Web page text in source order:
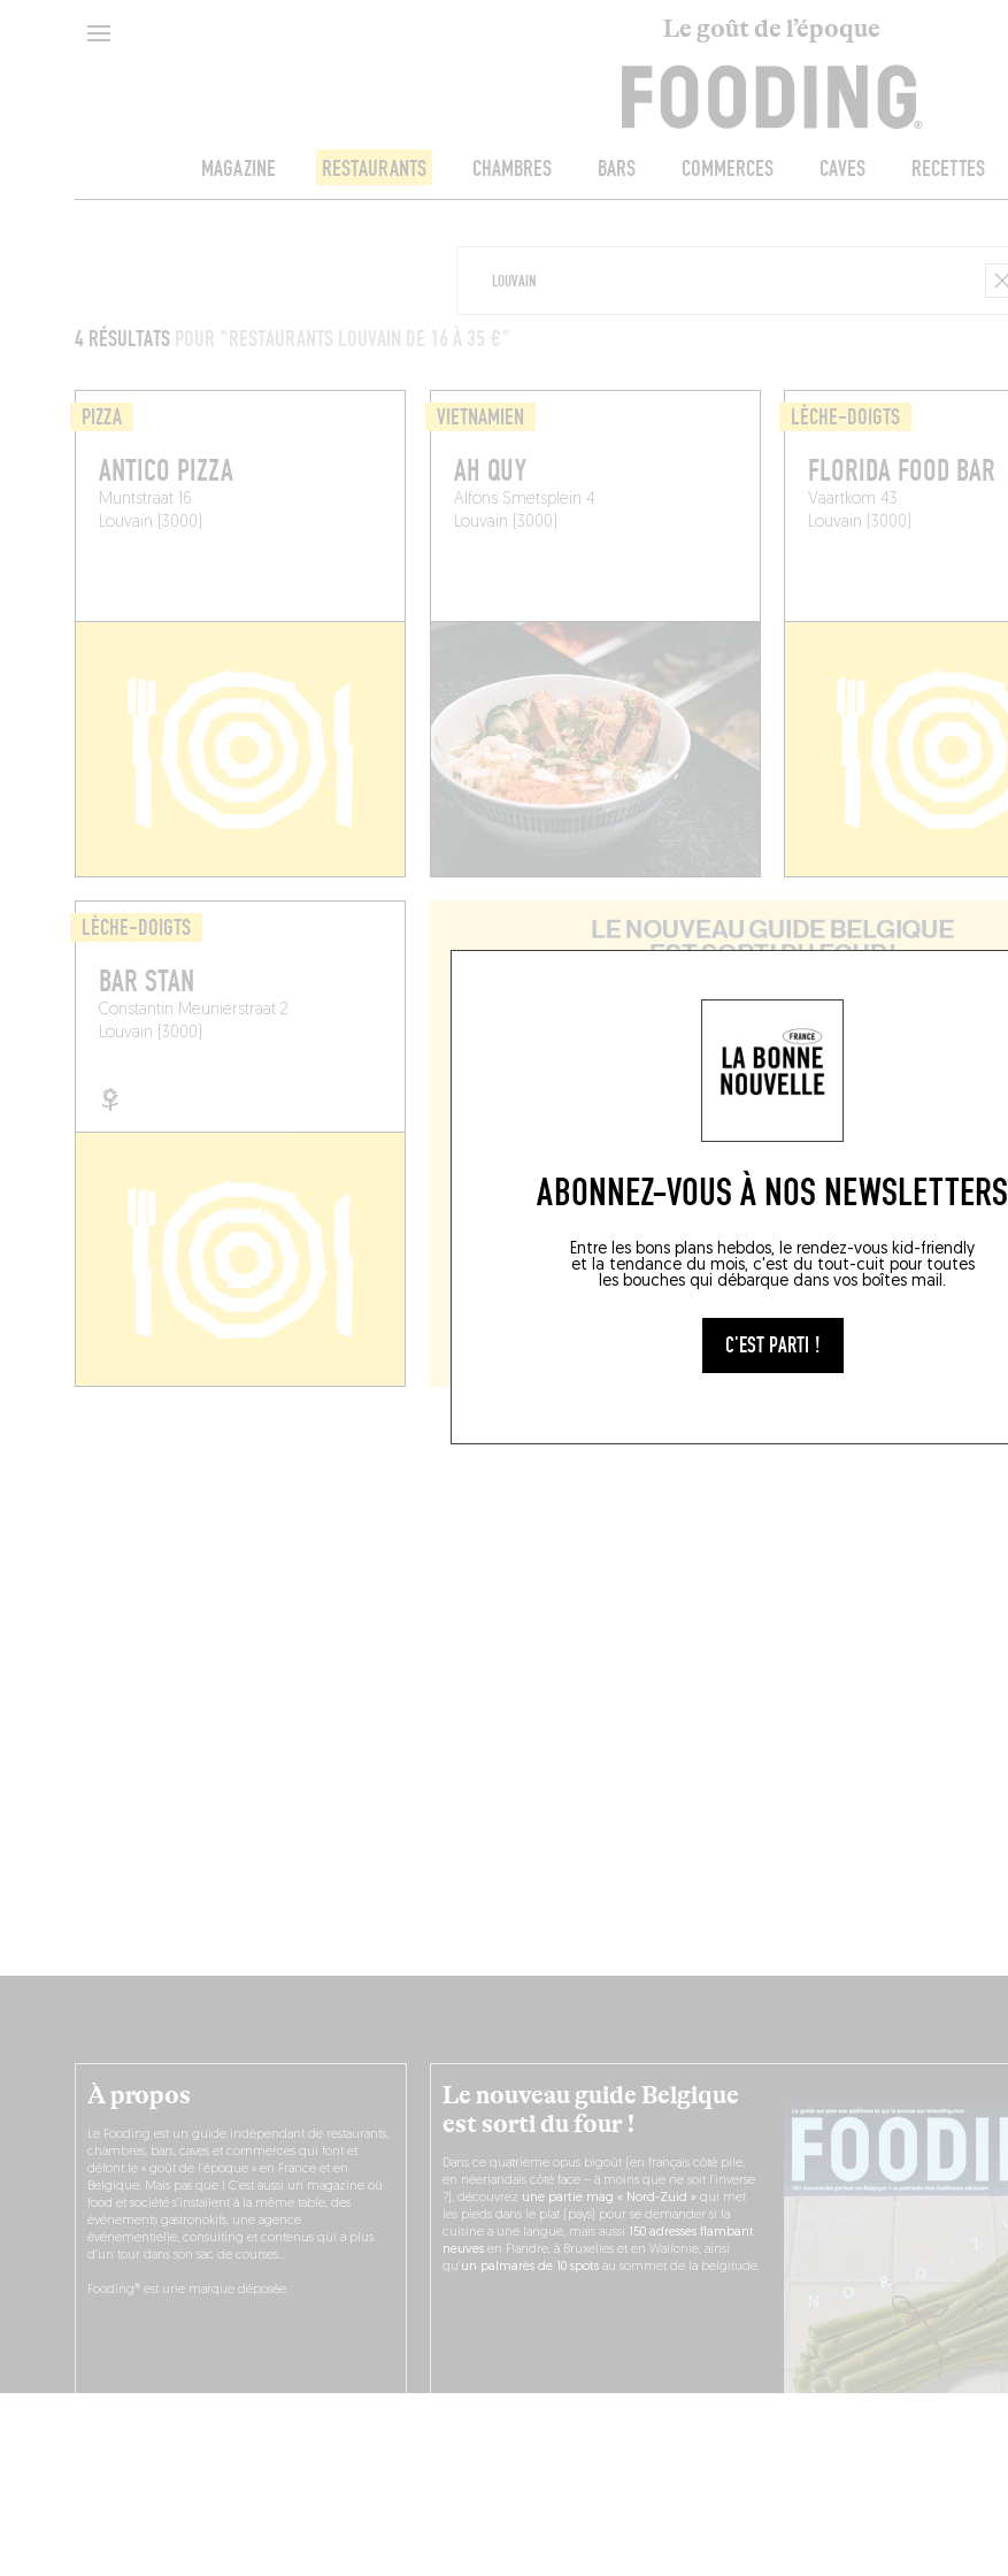
Le goût de l’époque
MAGAZINE RESTAURANTS CHAMBRES BARS COMMERCES CAVES RECETTES
ABONNEZ-VOUS À NOS NEWSLETTERS
Entre les bons plans hebdos, le rendez-vous kid-friendly
et la tendance du mois, c'est du tout-cuit pour toutes
les bouches qui débarque dans vos boîtes mail.
C'EST PARTI !
4 RÉSULTATS POUR "RESTAURANTS LOUVAIN DE 16 À 35 €"
PIZZA
ANTICO PIZZA
Muntstraat 16
Louvain (3000)
VIETNAMIEN
AH QUY
Alfons Smetsplein 4
Louvain (3000)
LÈCHE-DOIGTS
FLORIDA FOOD BAR
Vaartkom 43
Louvain (3000)
LÈCHE-DOIGTS
BAR STAN
Constantin Meunierstraat 2
Louvain (3000)
Le nouveau guide Belgique
est sorti du four !
Dans ce quatrième opus bigoût (en français côté pile,
en néerlandais côté face – à moins que ne soit l’inverse
?), découvrez une partie mag « Nord-Zuid » qui met
les pieds dans le plat (pays) pour se demander si la
cuisine a une langue, mais aussi
150 adresses flambant
neuvesen Flandre, à Bruxelles et en Wallonie, ainsi
qu’ un palmarès de 10 spotsau sommet de la belgitude.
À propos
Le Fooding est un guide indépendant de restaurants,
chambres, bars, caves et commerces qui font et
défont le « goût de l’époque » en France et en
Belgique. Mais pas que ! C’est aussi un magazine où
food et société s’installent à la même table, des
événements gastronokifs, une agence
événementielle, consulting et contenus qui a plus
d’un tour dans son sac de courses…
Fooding® est une marque déposée.